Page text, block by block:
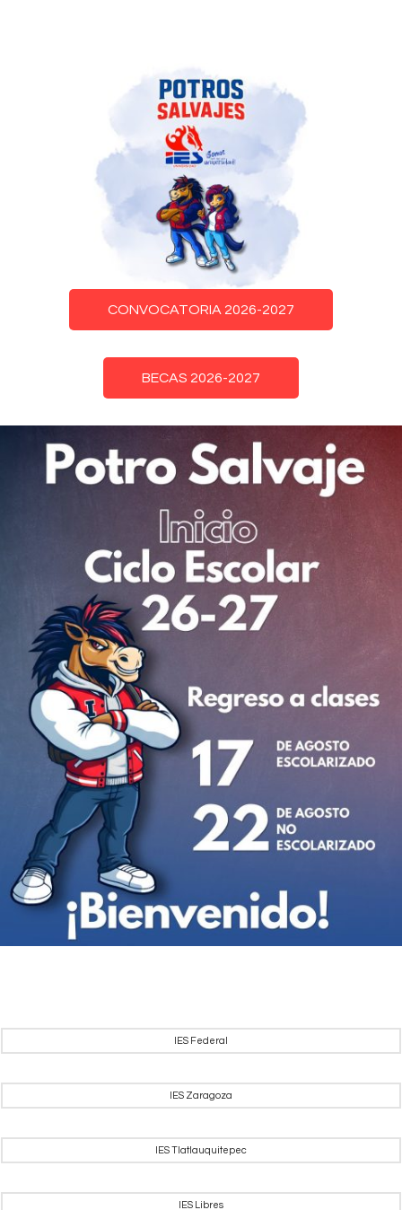
CONVOCATORIA 2026-2027
BECAS 2026-2027
IES Federal
IES Zaragoza
IES Tlatlauquitepec
IES Libres